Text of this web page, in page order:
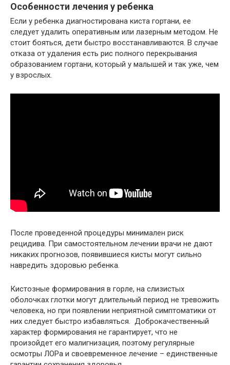
Особенности лечения у ребенка
Если у ребенка диагностирована киста гортани, ее
следует удалить оперативным или лазерным методом. Не
стоит бояться, дети быстро восстанавливаются. В случае
отказа от удаления есть рис полного перекрывания
образованием гортани, который у малышей и так уже, чем
у взрослых.
После проведенной процедуры минимален риск
рецидива. При самостоятельном лечении врачи не дают
никаких прогнозов, появившиеся кисты могут сильно
навредить здоровью ребенка.
Кистозные формирования в горле, на слизистых
оболочках глотки могут длительный период не тревожить
человека, но при появлении неприятной симптоматики от
них следует быстро избавляться. Доброкачественный
характер формирования не гарантирует, что не
произойдет его малигнизация, поэтому регулярные
осмотры ЛОРа и своевременное лечение – единственные